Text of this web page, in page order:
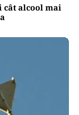
cât alcool mai